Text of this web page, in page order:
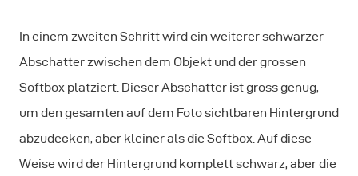
In einem zweiten Schritt wird ein weiterer schwarzer
Abschatter zwischen dem Objekt und der grossen
Softbox platziert. Dieser Abschatter ist gross genug,
um den gesamten auf dem Foto sichtbaren Hintergrund
abzudecken, aber kleiner als die Softbox. Auf diese
Weise wird der Hintergrund komplett schwarz, aber die